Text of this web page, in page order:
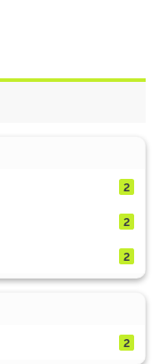
2
2
2
2